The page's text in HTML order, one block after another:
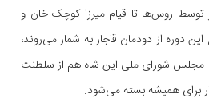
توسط روس‌ها تا قیام میرزا کوچک خان و
همه وقایع این دوره از دودمان قاجار به شمار می‌روند،
در سال 1304 با رای مجلس شورای ملی این شاه هم از سلطنت
برای همیشه بسته می‌شود.